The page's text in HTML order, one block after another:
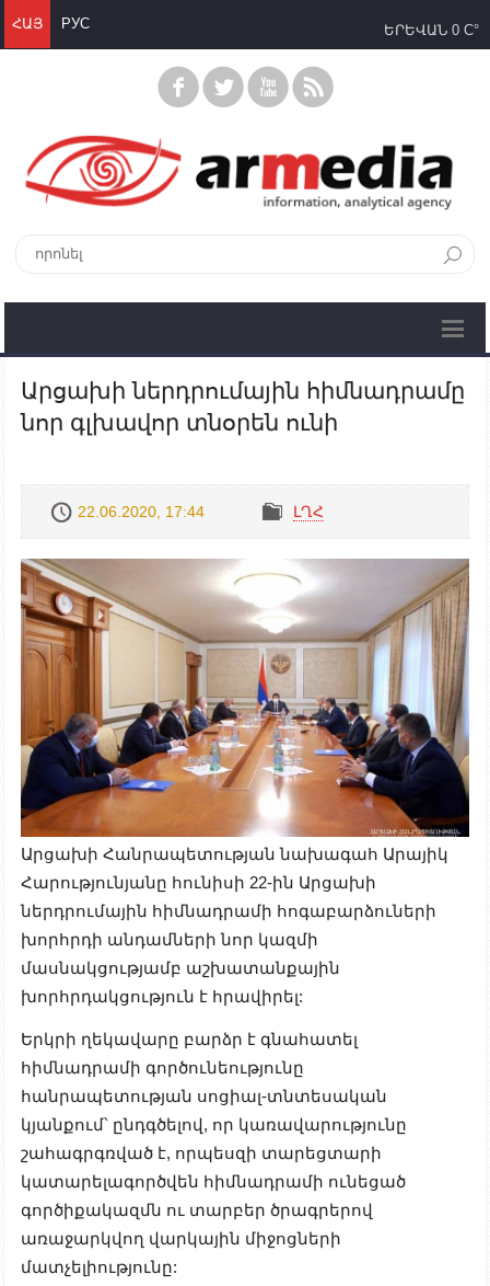
ՀԱՅ РУС ԵՐԵՎԱՆ 0 C°
Արցախի ներդրումային հիմնադրամը
նոր գլխավոր տնօրեն ունի
22.06.2020, 17:44 ԼՂՀ
Արցախի Հանրապետության նախագահ Արայիկ
Հարությունյանը հունիսի 22-ին Արցախի
ներդրումային հիմնադրամի հոգաբարձուների
խորհրդի անդամների նոր կազմի
մասնակցությամբ աշխատանքային
խորհրդակցություն է հրավիրել:
Երկրի ղեկավարը բարձր է գնահատել
հիմնադրամի գործունեությունը
հանրապետության սոցիալ-տնտեսական
կյանքում՝ ընդգծելով, որ կառավարությունը
շահագրգռված է, որպեսզի տարեցտարի
կատարելագործվեն հիմնադրամի ունեցած
գործիքակազմն ու տարբեր ծրագրերով
առաջարկվող վարկային միջոցների
մատչելիությունը: